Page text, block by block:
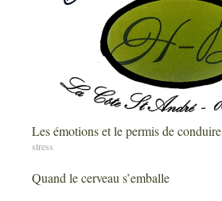
Les émotions et le permis de conduire
stress
Quand le cerveau s’emballe